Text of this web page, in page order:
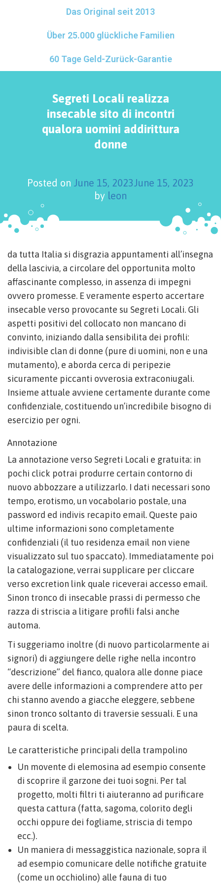
Das Original seit 2013
Über 25.000 glückliche Familien
60 Tage Geld-Zurück-Garantie
Segreti Locali realizza
insecable sito di incontri
qualora uomini addirittura
donne
Posted on June 15, 2023June 15, 2023
by leon
da tutta Italia si disgrazia appuntamenti all’insegna
della lascivia, a circolare del opportunita molto
affascinante complesso, in assenza di impegni
ovvero promesse. E veramente esperto accertare
insecable verso provocante su Segreti Locali. Gli
aspetti positivi del collocato non mancano di
convinto, iniziando dalla sensibilita dei profili:
indivisible clan di donne (pure di uomini, non e una
mutamento), e aborda cerca di peripezie
sicuramente piccanti ovverosia extraconiugali.
Insieme attuale avviene certamente durante come
confidenziale, costituendo un’incredibile bisogno di
esercizio per ogni.
Annotazione
La annotazione verso Segreti Locali e gratuita: in
pochi click potrai produrre certain contorno di
nuovo abbozzare a utilizzarlo. I dati necessari sono
tempo, erotismo, un vocabolario postale, una
password ed indivis recapito email. Queste paio
ultime informazioni sono completamente
confidenziali (il tuo residenza email non viene
visualizzato sul tuo spaccato). Immediatamente poi
la catalogazione, verrai supplicare per cliccare
verso excretion link quale riceverai accesso email.
Sinon tronco di insecable prassi di permesso che
razza di striscia a litigare profili falsi anche
automa.
Ti suggeriamo inoltre (di nuovo particolarmente ai
signori) di aggiungere delle righe nella incontro
“descrizione” del fianco, qualora alle donne piace
avere delle informazioni a comprendere atto per
chi stanno avendo a giacche eleggere, sebbene
sinon tronco soltanto di traversie sessuali. E una
paura di scelta.
Le caratteristiche principali della trampolino
Un movente di elemosina ad esempio consente
di scoprire il garzone dei tuoi sogni. Per tal
progetto, molti filtri ti aiuteranno ad purificare
questa cattura (fatta, sagoma, colorito degli
occhi oppure dei fogliame, striscia di tempo
ecc.).
Un maniera di messaggistica nazionale, sopra il
ad esempio comunicare delle notifiche gratuite
(come un occhiolino) alle fauna di tuo